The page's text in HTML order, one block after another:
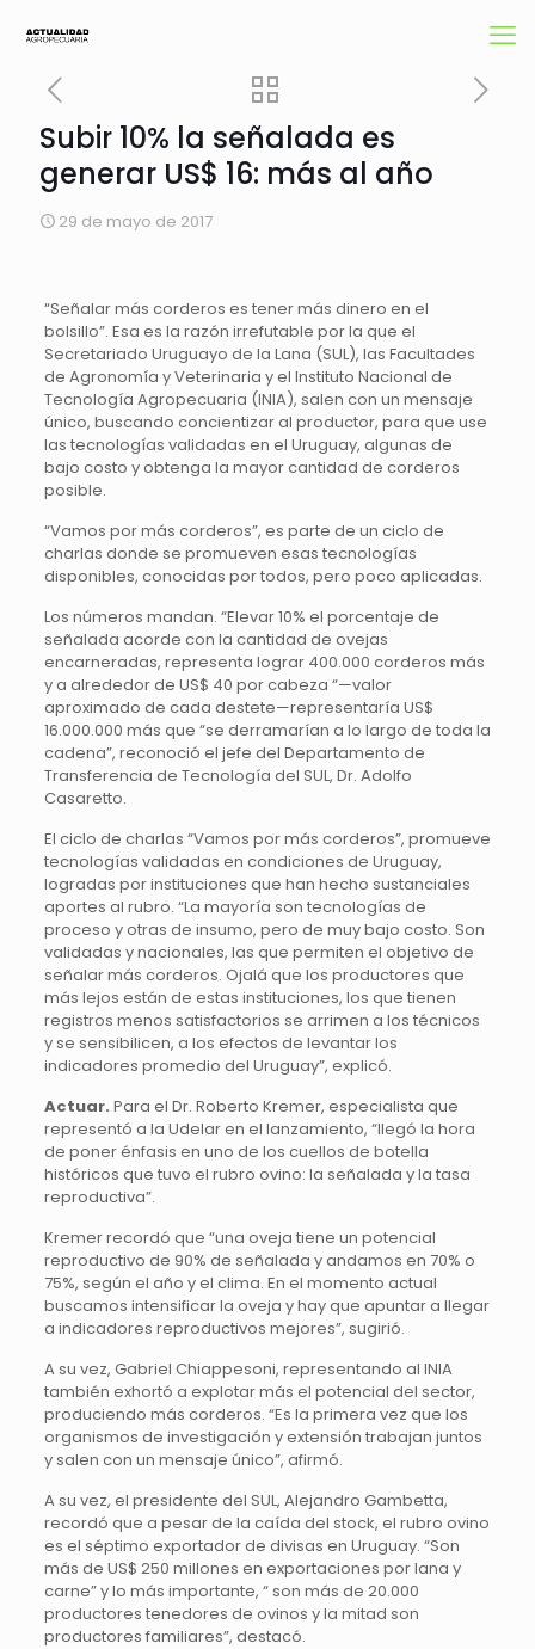
Subir 10% la señalada es
generar US$ 16: más al año
29 de mayo de 2017
“Señalar más corderos es tener más dinero en el
bolsillo”. Esa es la razón irrefutable por la que el
Secretariado Uruguayo de la Lana (SUL), las Facultades
de Agronomía y Veterinaria y el Instituto Nacional de
Tecnología Agropecuaria (INIA), salen con un mensaje
único, buscando concientizar al productor, para que use
las tecnologías validadas en el Uruguay, algunas de
bajo costo y obtenga la mayor cantidad de corderos
posible.
“Vamos por más corderos”, es parte de un ciclo de
charlas donde se promueven esas tecnologías
disponibles, conocidas por todos, pero poco aplicadas.
Los números mandan. “Elevar 10% el porcentaje de
señalada acorde con la cantidad de ovejas
encarneradas, representa lograr 400.000 corderos más
y a alrededor de US$ 40 por cabeza “—valor
aproximado de cada destete—representaría US$
16.000.000 más que “se derramarían a lo largo de toda la
cadena”, reconoció el jefe del Departamento de
Transferencia de Tecnología del SUL, Dr. Adolfo
Casaretto.
El ciclo de charlas “Vamos por más corderos”, promueve
tecnologías validadas en condiciones de Uruguay,
logradas por instituciones que han hecho sustanciales
aportes al rubro. “La mayoría son tecnologías de
proceso y otras de insumo, pero de muy bajo costo. Son
validadas y nacionales, las que permiten el objetivo de
señalar más corderos. Ojalá que los productores que
más lejos están de estas instituciones, los que tienen
registros menos satisfactorios se arrimen a los técnicos
y se sensibilicen, a los efectos de levantar los
indicadores promedio del Uruguay”, explicó.
Actuar. Para el Dr. Roberto Kremer, especialista que
representó a la Udelar en el lanzamiento, “llegó la hora
de poner énfasis en uno de los cuellos de botella
históricos que tuvo el rubro ovino: la señalada y la tasa
reproductiva”.
Kremer recordó que “una oveja tiene un potencial
reproductivo de 90% de señalada y andamos en 70% o
75%, según el año y el clima. En el momento actual
buscamos intensificar la oveja y hay que apuntar a llegar
a indicadores reproductivos mejores”, sugirió.
A su vez, Gabriel Chiappesoni, representando al INIA
también exhortó a explotar más el potencial del sector,
produciendo más corderos. “Es la primera vez que los
organismos de investigación y extensión trabajan juntos
y salen con un mensaje único”, afirmó.
A su vez, el presidente del SUL, Alejandro Gambetta,
recordó que a pesar de la caída del stock, el rubro ovino
es el séptimo exportador de divisas en Uruguay. “Son
más de US$ 250 millones en exportaciones por lana y
carne” y lo más importante, “ son más de 20.000
productores tenedores de ovinos y la mitad son
productores familiares”, destacó.